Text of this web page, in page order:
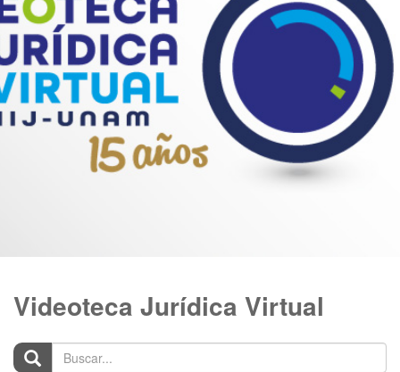
Videoteca Jurídica Virtual
Buscar...